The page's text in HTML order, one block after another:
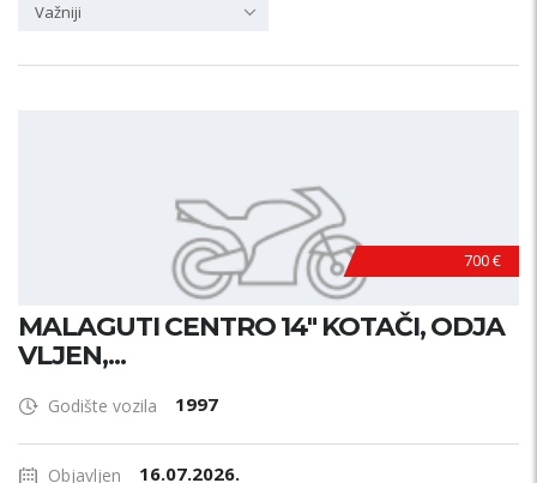
Važniji
700 €
MALAGUTI CENTRO 14" KOTAČI, ODJA
VLJEN,...
Godište vozila 1997
Objavljen 16.07.2026.